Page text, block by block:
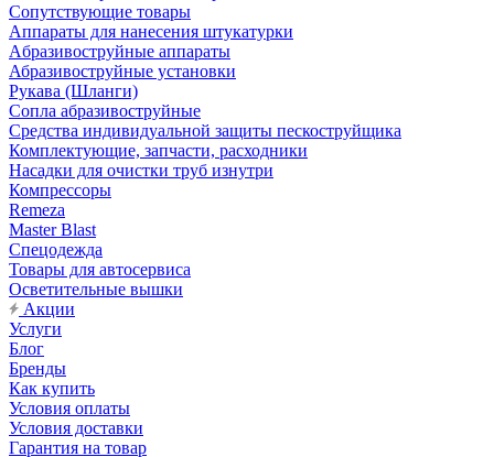
Сопутствующие товары
Аппараты для нанесения штукатурки
Aбразивоструйные аппараты
Абразивоструйные установки
Рукава (Шланги)
Сопла абразивоструйные
Средства индивидуальной защиты пескоструйщика
Комплектующие, запчасти, расходники
Насадки для очистки труб изнутри
Компрессоры
Remeza
Master Blast
Спецодежда
Товары для автосервиса
Осветительные вышки
Акции
Услуги
Блог
Бренды
Как купить
Условия оплаты
Условия доставки
Гарантия на товар